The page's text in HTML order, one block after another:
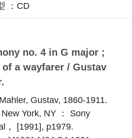
：CD
no. 4 in G major ;
of a wayfarer / Gustav
Gustav, 1860-1911.
York, NY ： Sony
， [1991], p1979.